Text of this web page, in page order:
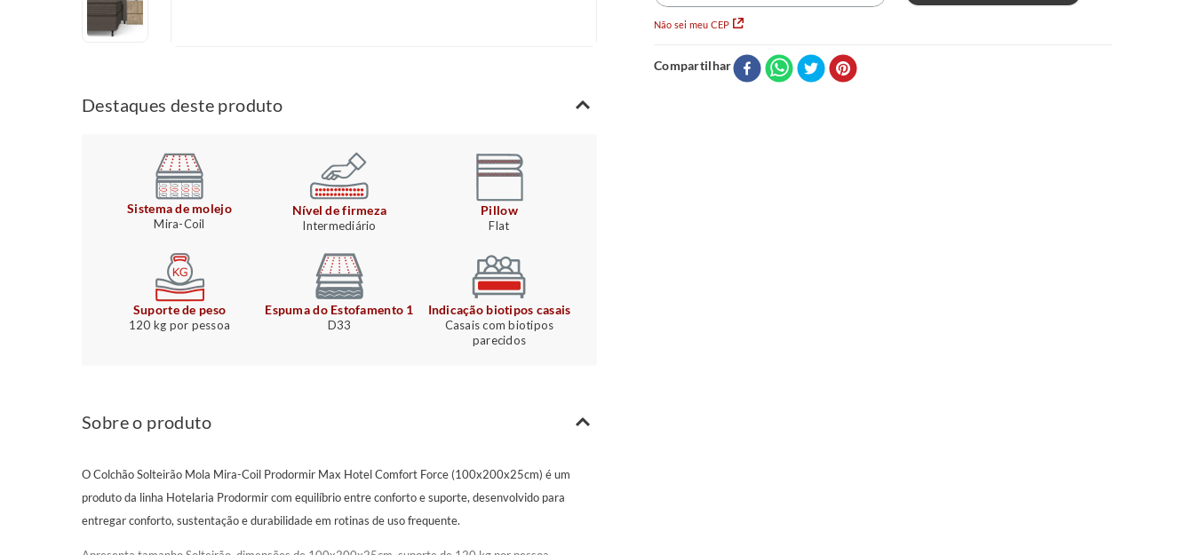
Destaques deste produto
Sistema de molejo
Mira-Coil
Nível de firmeza
Intermediário
Pillow
Flat
Suporte de peso
120 kg por pessoa
Espuma do Estofamento 1
D33
Indicação biotipos casais
Casais com biotipos
parecidos
Sobre o produto
O Colchão Solteirão Mola Mira-Coil Prodormir Max Hotel Comfort Force (100x200x25cm) é um
produto da linha Hotelaria Prodormir com equilíbrio entre conforto e suporte, desenvolvido para
entregar conforto, sustentação e durabilidade em rotinas de uso frequente.
Não sei meu CEP
Compartilhar